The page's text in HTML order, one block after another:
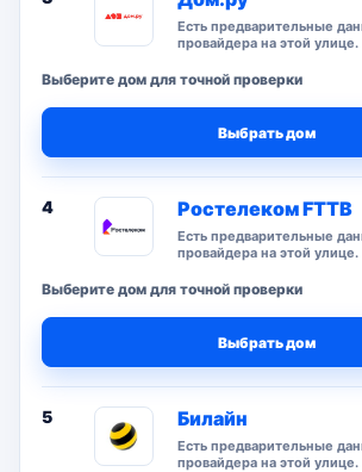
Есть предварительные
провайдера на этой улице.
Выберите дом для точной проверки
Выбрать дом
4 Ростелеком FTTB
Есть предварительные
провайдера на этой улице.
Выберите дом для точной проверки
Выбрать дом
5 Билайн
Есть предварительные
провайдера на этой улице.